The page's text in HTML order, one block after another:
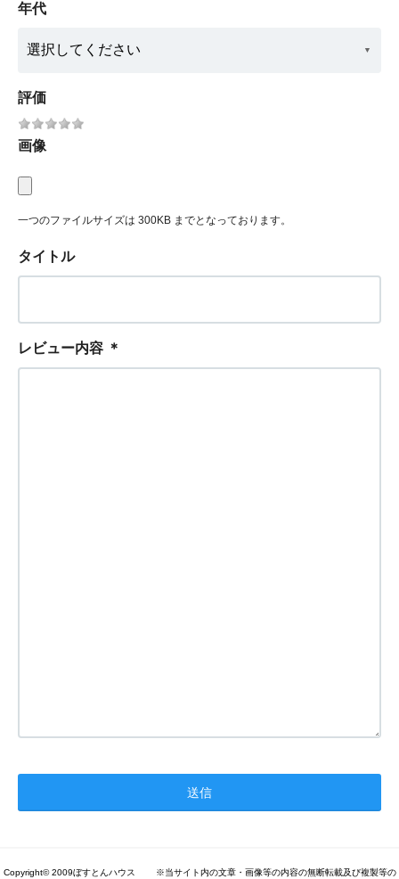
年代
評価
画像
一つのファイルサイズは 300KB までとなっております。
タイトル
レビュー内容 ＊
Copyright© 2009ぼすとんハウス ※当サイト内の文章・画像等の内容の無断転載及び複製等の